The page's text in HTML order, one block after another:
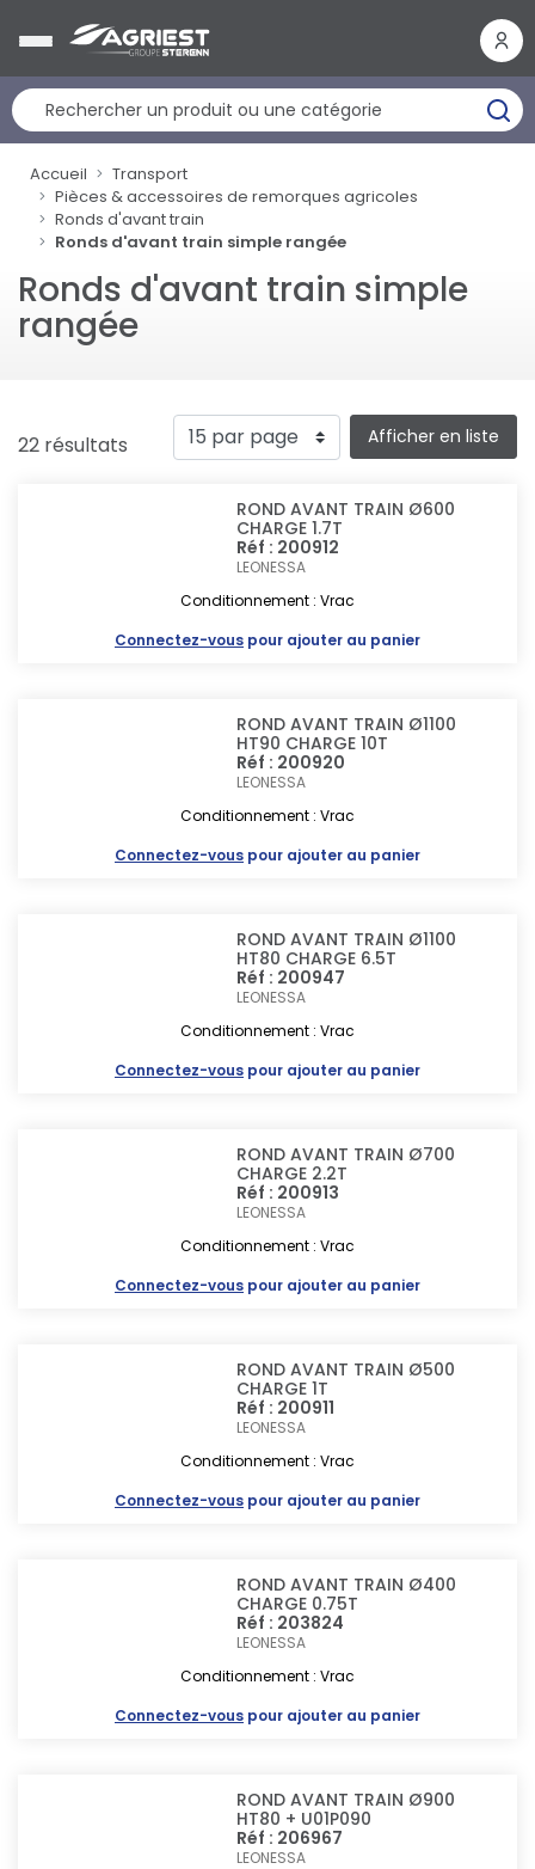
Accueil
Transport
Pièces & accessoires de remorques agricoles
Ronds d'avant train
Ronds d'avant train simple rangée
Ronds d'avant train simple
rangée
22 résultats Afficher en liste
ROND AVANT TRAIN Ø600
CHARGE 1.7T
Réf : 200912
LEONESSA
Conditionnement : Vrac
Connectez-vous pour ajouter au panier
ROND AVANT TRAIN Ø1100
HT90 CHARGE 10T
Réf : 200920
LEONESSA
Conditionnement : Vrac
Connectez-vous pour ajouter au panier
ROND AVANT TRAIN Ø1100
HT80 CHARGE 6.5T
Réf : 200947
LEONESSA
Conditionnement : Vrac
Connectez-vous pour ajouter au panier
ROND AVANT TRAIN Ø700
CHARGE 2.2T
Réf : 200913
LEONESSA
Conditionnement : Vrac
Connectez-vous pour ajouter au panier
ROND AVANT TRAIN Ø500
CHARGE 1T
Réf : 200911
LEONESSA
Conditionnement : Vrac
Connectez-vous pour ajouter au panier
ROND AVANT TRAIN Ø400
CHARGE 0.75T
Réf : 203824
LEONESSA
Conditionnement : Vrac
Connectez-vous pour ajouter au panier
ROND AVANT TRAIN Ø900
HT80 + U01P090
Réf : 206967
LEONESSA